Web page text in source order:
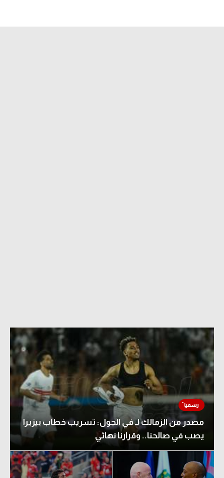
مصدر من الزمالك لـ في الجول: تسريب خطاب بيزيرا
يصب في صالحنا.. وقرارنا نهائي